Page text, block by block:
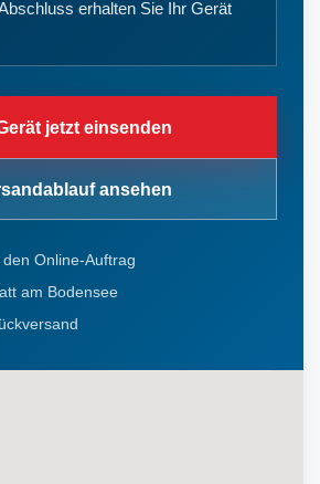
erhalten Sie Ihr Gerät
jetzt einsenden
ansehen
Online-Auftrag
am Bodensee